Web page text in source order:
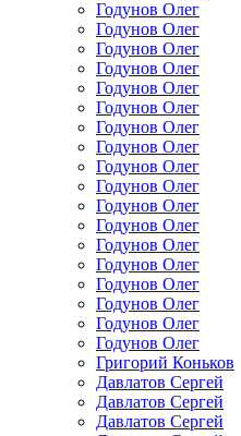
Годунов Олег
Годунов Олег
Годунов Олег
Годунов Олег
Годунов Олег
Годунов Олег
Годунов Олег
Годунов Олег
Годунов Олег
Годунов Олег
Годунов Олег
Годунов Олег
Годунов Олег
Годунов Олег
Годунов Олег
Годунов Олег
Годунов Олег
Годунов Олег
Григорий Коньков
Давлатов Сергей
Давлатов Сергей
Давлатов Сергей